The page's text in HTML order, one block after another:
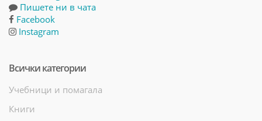
Пишете ни в чата
Facebook
Instagram
Всички категории
Учебници и помагала
Книги